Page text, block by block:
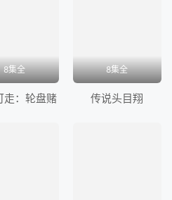
族房镇掀起连场风波……</p>
8集全
走：轮盘赌
8集全
传说头目翔